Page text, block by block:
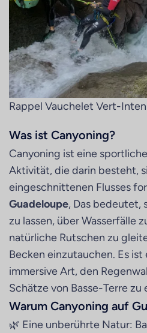
Rappel Vauchelet Vert-
Was ist Canyoning?
Canyoning ist eine
Aktivität, die darin besteht,
eingeschnittenen Flusses
Guadeloupe, Das bedeutet,
zu lassen, über Wasserfälle
natürliche Rutschen zu
Becken einzutauchen. Es
immersive Art, den
Schätze von Basse-Terre zu
Warum Canyoning auf
🌿 Eine unberührte Natur: